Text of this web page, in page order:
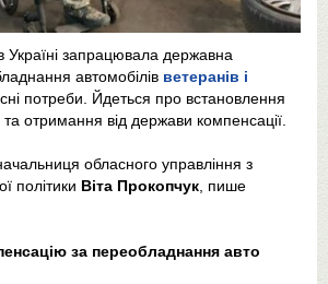
Україні запрацювала державна
автомобілів ветеранів і
потреби. Йдеться про встановлення
отримання від держави компенсації.
обласного управління з
політики Віта Прокопчук , пише
за переобладнання авто